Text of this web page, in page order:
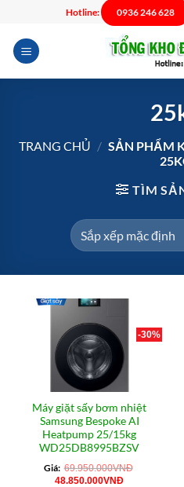
nội
dung
Hotline: 0936 246 628
TRANG CHỦ / SẢN PHẨM
TÌM
-30%
Máy giặt sấy bơm nhiệt
Samsung Bespoke AI
Heatpump 25/15kg
WD25DB8995BZSV
Giá: 69.950.000VNĐ
Giá
48.850.000VNĐGiá